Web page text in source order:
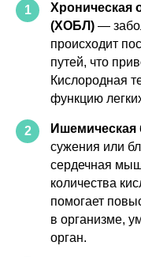
1
Хроническая
(ХОБЛ) —
происходит
путей, что
Кислородная
функцию
2 Ишемическая
сужения или
сердечная
количества
помогает
в организме,
орган.